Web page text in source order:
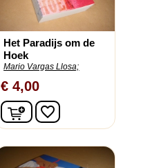
Het Paradijs om de
Hoek
Mario Vargas Llosa;
€ 4,00
In winkelwagen
favorite_border